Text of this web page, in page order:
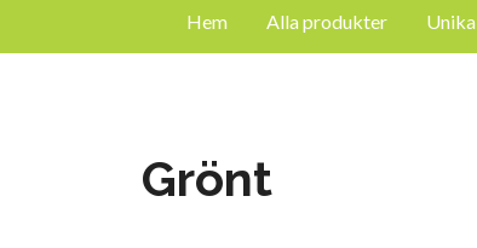
Hem Alla produkter Unika
Grönt